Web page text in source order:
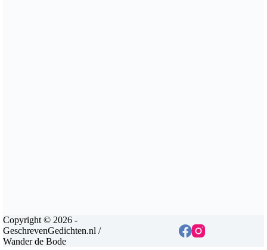
Copyright © 2026 -
GeschrevenGedichten.nl /
Wander de Bode